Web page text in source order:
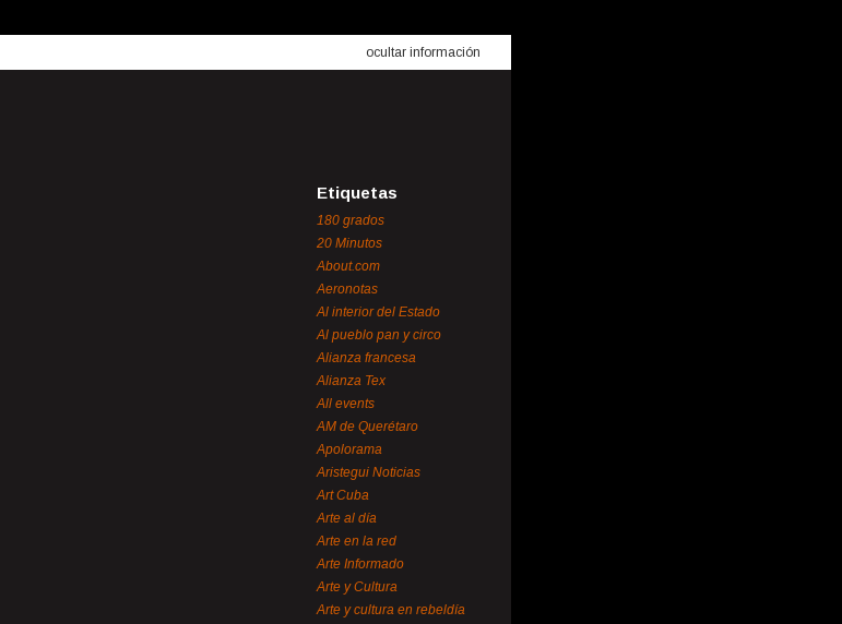
ocultar información
Etiquetas
180 grados
20 Minutos
About.com
Aeronotas
Al interior del Estado
Al pueblo pan y circo
Alianza francesa
Alianza Tex
All events
AM de Querétaro
Apolorama
Aristegui Noticias
Art Cuba
Arte al día
Arte en la red
Arte Informado
Arte y Cultura
Arte y cultura en rebeldía